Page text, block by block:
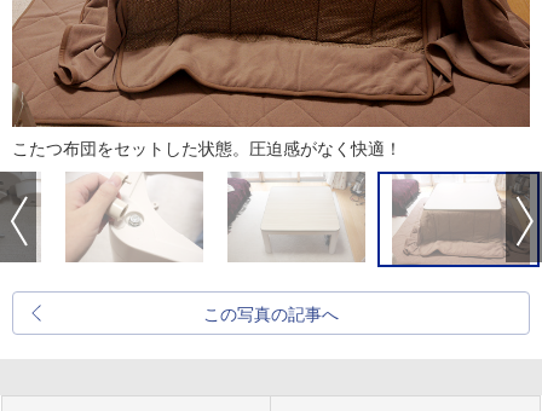
こたつ布団をセットした状態。圧迫感がなく快適！
この写真の記事へ